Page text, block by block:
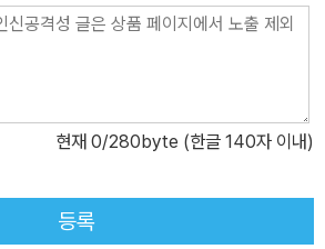
, 문학을 곳곳에서 만날 수 있다. 중국 4대
수 인근의 맥적산석굴은 그 정교한 모습을 보
성도인 난주(蘭州)에서 무위(武威), 장액
쳐 돈황에 이르기까지 장장 900킬로미터
무제가 흉노를 몰아내고 하서사군을 설치
군이 설치된 우리 역사를 떠올리게도 하는
현재 0/280byte (한글 140자 이내)
등록